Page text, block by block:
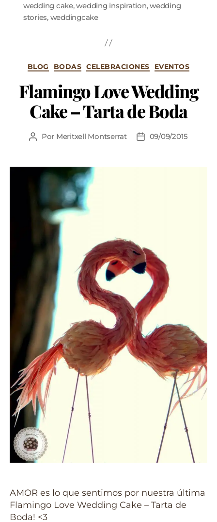
wedding cake,wedding inspiration,wedding
stories, weddingcake
BLOG BODAS CELEBRACIONES EVENTOS
Flamingo Love Wedding
Cake – Tarta de Boda
Por Meritxell Montserrat 09/09/2015
AMOR es lo que sentimos por nuestra última
Flamingo Love Wedding Cake – Tarta de
Boda! <3